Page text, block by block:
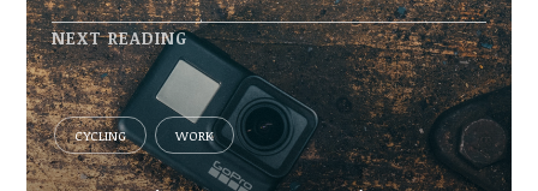
NEXT READING
CYCLING WORK